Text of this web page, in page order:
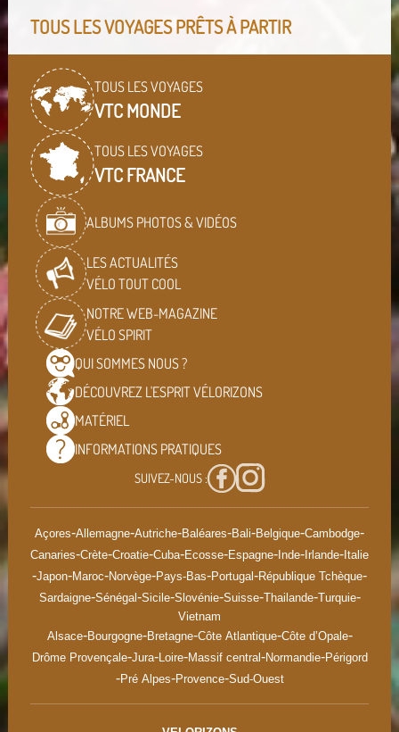
TOUS LES VOYAGES PRÊTS À PARTIR
TOUS LES VOYAGES
VTC MONDE
TOUS LES VOYAGES
VTC FRANCE
ALBUMS PHOTOS & VIDÉOS
LES ACTUALITÉS
VÉLO TOUT COOL
NOTRE WEB-MAGAZINE
VÉLO SPIRIT
QUI SOMMES NOUS ?
DÉCOUVREZ L'ESPRITVÉLORIZONS
MATÉRIEL
INFORMATIONS PRATIQUES
SUIVEZ-NOUS :
Açores-Allemagne-Autriche-Baléares-Bali-Belgique-Cambodge-
Canaries-Crète-Croatie-Cuba-Ecosse-Espagne-Inde-Irlande-Italie
-Japon-Maroc-Norvège-Pays-Bas-Portugal-République Tchèque-
Sardaigne-Sénégal-Sicile-Slovénie-Suisse-Thailande-Turquie-
Vietnam
Alsace-Bourgogne-Bretagne-Côte Atlantique-Côte d’Opale-
Drôme Provençale-Jura-Loire-Massif central-Normandie-Périgord
-Pré Alpes-Provence-Sud-Ouest